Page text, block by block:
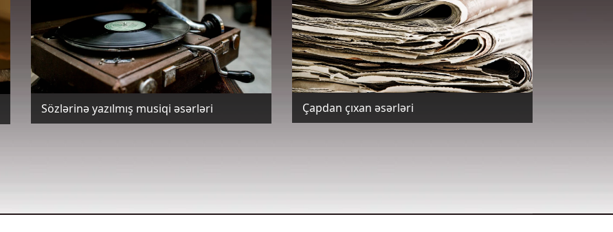
Sözlərinə yazılmış musiqi əsərləri Çapdan çıxan əsərləri